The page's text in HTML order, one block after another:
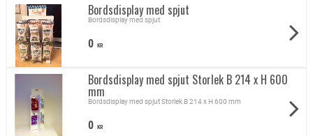
Bordsdisplay med spjut
Bordsdisplay med spjut
0 KR
Bordsdisplay med spjut Storlek B 214 x H 600
mm
Bordsdisplay med spjut Storlek B 214 x H 600 mm
0 KR